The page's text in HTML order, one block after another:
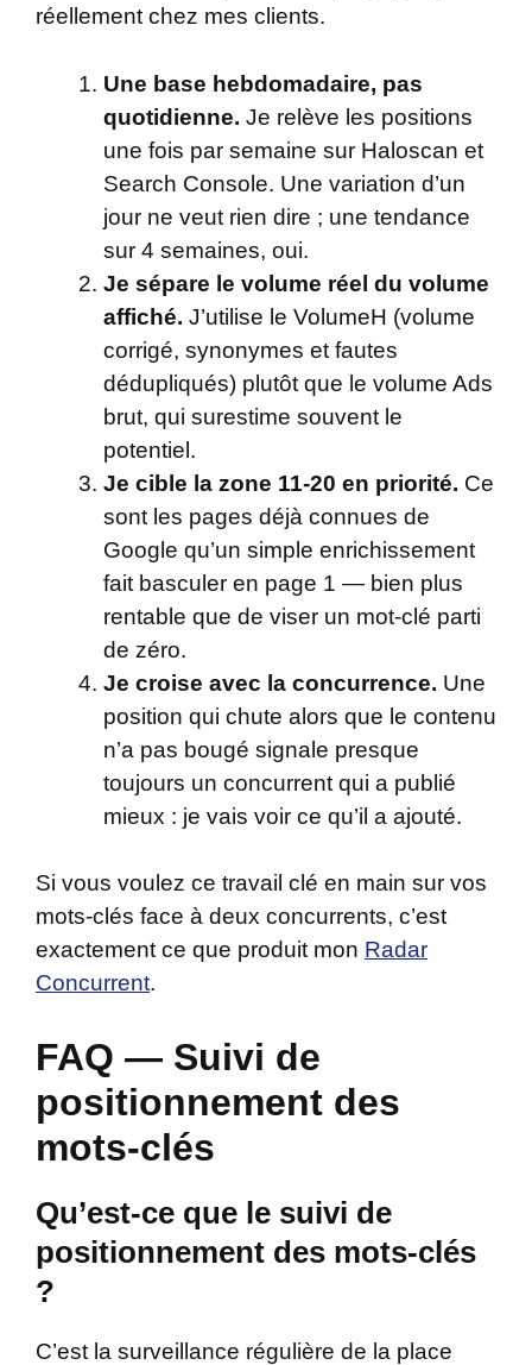
réellement chez mes clients.
Une base hebdomadaire, pas
quotidienne. Je relève les positions
une fois par semaine sur Haloscan et
Search Console. Une variation d’un
jour ne veut rien dire ; une tendance
sur 4 semaines, oui.
Je sépare le volume réel du volume
affiché. J’utilise le VolumeH (volume
corrigé, synonymes et fautes
dédupliqués) plutôt que le volume Ads
brut, qui surestime souvent le
potentiel.
Je cible la zone 11-20 en priorité. Ce
sont les pages déjà connues de
Google qu’un simple enrichissement
fait basculer en page 1 — bien plus
rentable que de viser un mot-clé parti
de zéro.
Je croise avec la concurrence. Une
position qui chute alors que le contenu
n’a pas bougé signale presque
toujours un concurrent qui a publié
mieux : je vais voir ce qu’il a ajouté.
Si vous voulez ce travail clé en main sur vos
mots-clés face à deux concurrents, c’est
exactement ce que produit mon Radar
Concurrent.
FAQ — Suivi de
positionnement des
mots-clés
Qu’est-ce que le suivi de
positionnement des mots-clés
?
C’est la surveillance régulière de la place